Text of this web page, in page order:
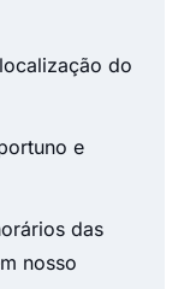
do
e
das
nosso